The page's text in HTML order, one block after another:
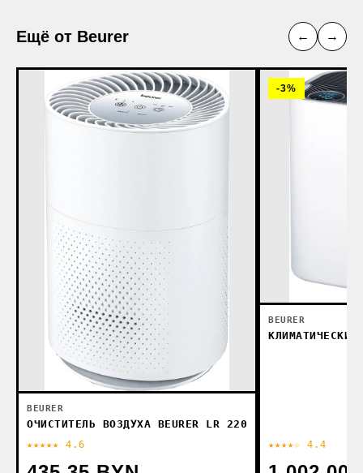
Ещё от Beurer ← →
BEURER
ОЧИСТИТЕЛЬ ВОЗДУХА BEURER LR 220
★★★★★ 4.6
-3%
BEURER
КЛИМАТИЧЕСКИЙ
★★★★☆ 4.4